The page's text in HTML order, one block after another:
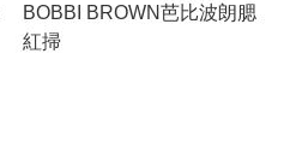
BOBBI BROWN芭比波朗腮
紅掃